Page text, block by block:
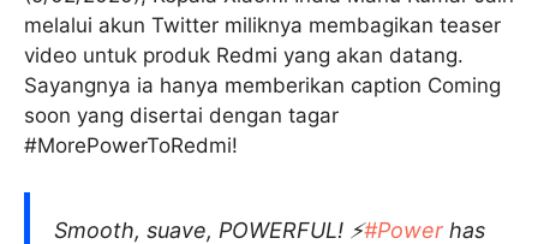
melalui akun Twitter miliknya membagikan teaser
video untuk produk Redmi yang akan datang.
Sayangnya ia hanya memberikan caption Coming
soon yang disertai dengan tagar
#MorePowerToRedmi!
Smooth, suave, POWERFUL! ⚡#Power has